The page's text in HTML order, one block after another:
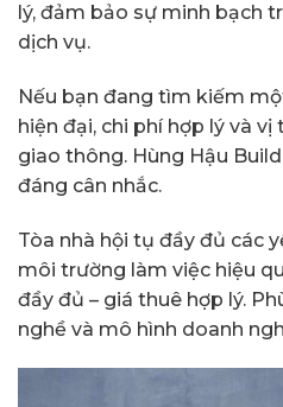
lý, đảm bảo sự minh bạch
dịch vụ.
Nếu bạn đang tìm kiếm
hiện đại, chi phí hợp lý và
giao thông. Hùng Hậu
đáng cân nhắc.
Tòa nhà hội tụ đầy đủ các
môi trường làm việc hiệu
đầy đủ – giá thuê hợp lý.
nghề và mô hình doanh